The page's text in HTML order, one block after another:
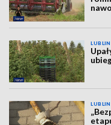
LUBLIN
LUBLIN